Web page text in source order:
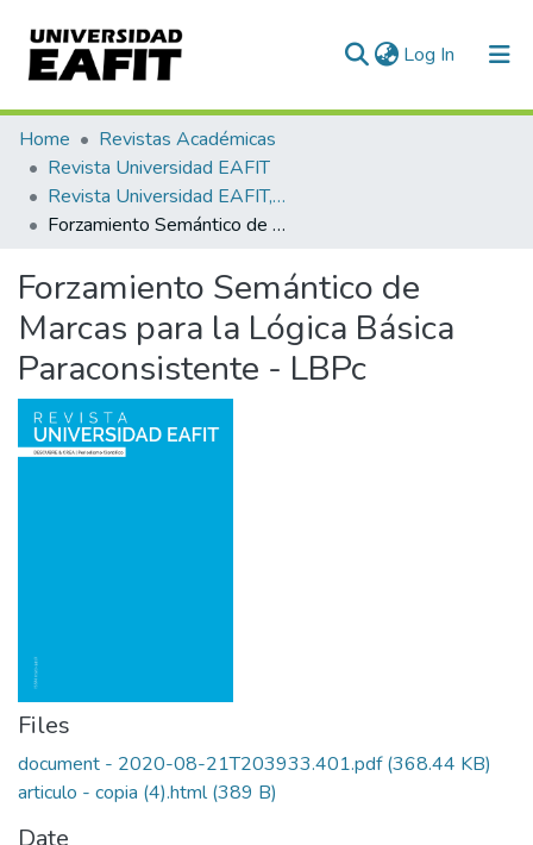
Log In (current)
Communities & Collections
All of DSpace
Statistics
Home
Revistas Académicas
Revista Universidad EAFIT
Revista Universidad EAFIT, Vol. 39, Núm. 130 (2003)
Forzamiento Semántico de Marcas para la Lógica Básica Paraconsistente - LBPc
Forzamiento Semántico de
Marcas para la Lógica Básica
Paraconsistente - LBPc
Files
document - 2020-08-21T203933.401.pdf(368.44 KB)
articulo - copia (4).html(389 B)
Date